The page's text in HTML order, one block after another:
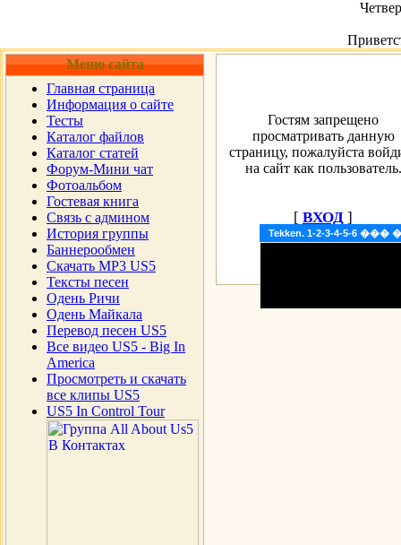
Меню сайта
Главная страница
Информация о сайте
Тесты
Каталог файлов
Каталог статей
Форум-Мини чат
Фотоальбом
Гостевая книга
Cвязь с админом
История группы
Баннерообмен
Скачать MP3 US5
Тексты песен
Одень Ричи
Одень Майкала
Перевод песен US5
Все видео US5 - Big In
America
Просмотреть и скачать
все клипы US5
US5 In Control Tour
Tekken. 1-2-3-4-5-6
Гостям запрещено
просматривать данную
страницу, пожалуйста
на сайт как пользователь.
[ ВХОД ]